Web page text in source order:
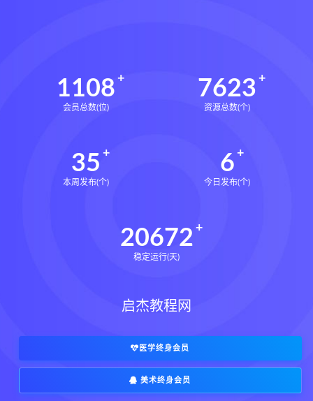
1108
会员总数(位)
7623
资源总数(个)
35
本周发布(个)
6
今日发布(个)
20672
稳定运行(天)
启杰教程网
医学终身会员
美术终身会员